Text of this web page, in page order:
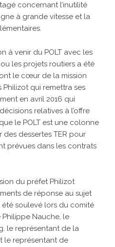
concernant l’inutilité
à grande vitesse et la
à venir du POLT avec les
ou les projets routiers a été
le cœur de la mission
qui remettra ses
en avril 2016 qui
relatives à l’offre
le POLT est une colonne
des dessertes TER pour
prévues dans les contrats
du préfet Philizot
de réponse au sujet
soulevé lors du comité
Nauche, le
le représentant de la
le représentant de